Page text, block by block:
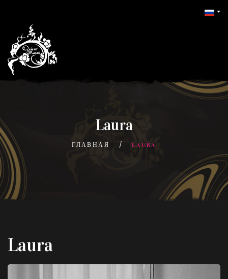
Laura
ГЛАВНАЯ LAURA
Laura